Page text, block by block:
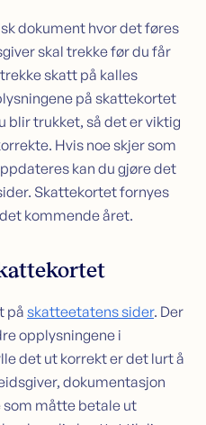
dokument hvor det føres
skal trekke før du får
skatt på kalles
på skattekortet
blir trukket, så det er viktig
Hvis noe skjer som
kan du gjøre det
Skattekortet fornyes
kommende året.
påskatteetatens sider. Der
opplysningene i
det ut korrekt er det lurt å
dokumentasjon
som måtte betale ut